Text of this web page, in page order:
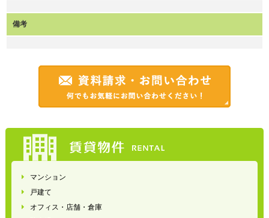
備考
マンション
戸建て
オフィス・店舗・倉庫